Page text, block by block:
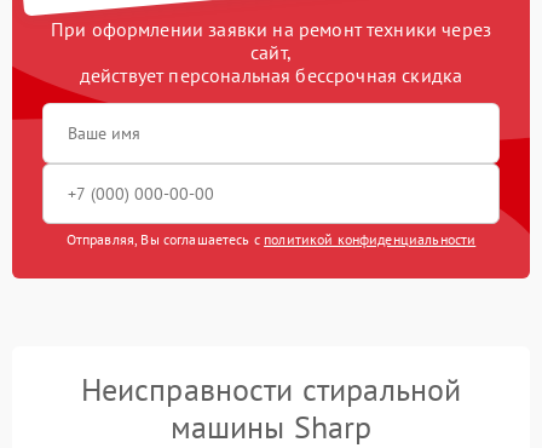
При оформлении заявки на ремонт техники через
сайт,
действует персональная бессрочная скидка
Отправляя, Вы соглашаетесь с политикой конфиденциальности
Неисправности стиральной
машины Sharp